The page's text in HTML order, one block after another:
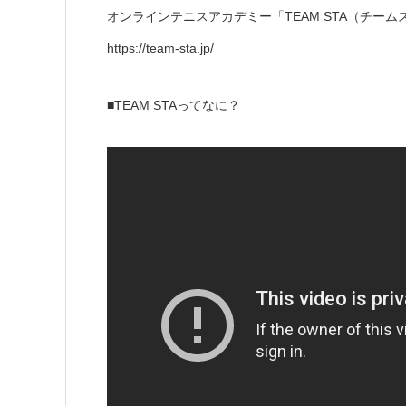
オンラインテニスアカデミー「TEAM STA（チー
https://team-sta.jp/
■TEAM STAってなに？